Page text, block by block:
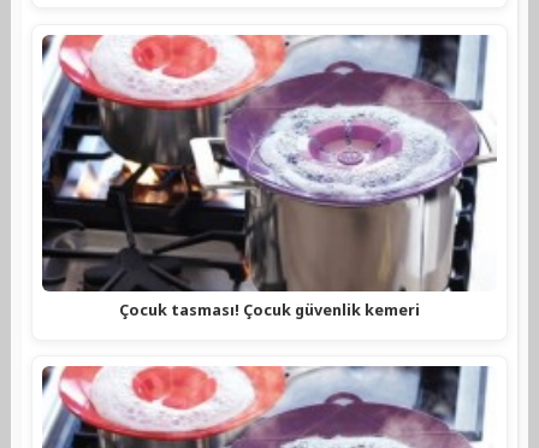
Çocuk tasması! Çocuk güvenlik kemeri